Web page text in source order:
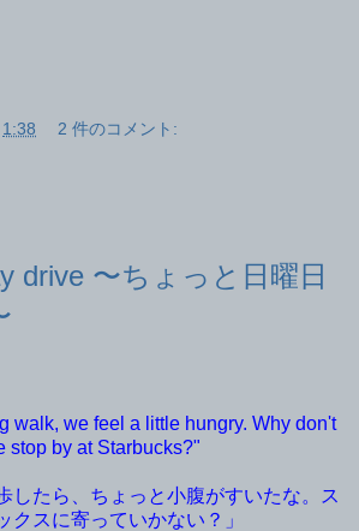
1:38 2 件のコメント:
drive 〜ちょっと日曜日
walk, we feel a little hungry. Why don't
stop by at Starbucks?"
したら、ちょっと小腹がすいたな。ス
クスに寄っていかない？」